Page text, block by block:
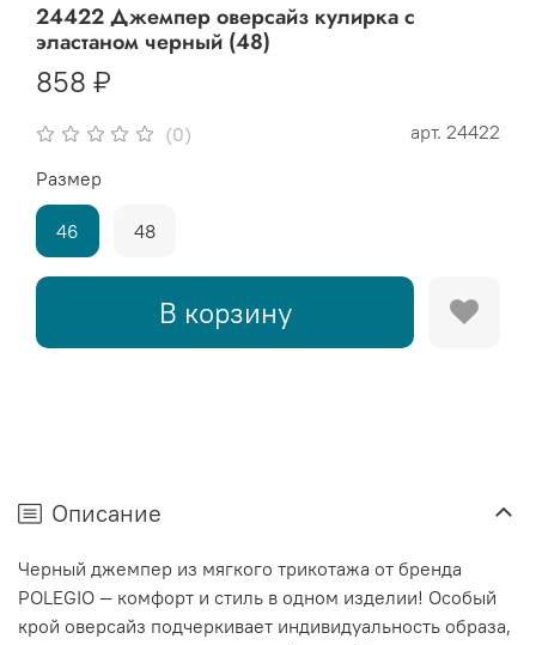
(0) арт. 24422
24422 Джемпер оверсайз кулирка с
эластаном черный (48)
858 ₽
В корзину
Размер
46 48
Описание
Черный джемпер из мягкого трикотажа от бренда
POLEGIO — комфорт и стиль в одном изделии! Особый
крой оверсайз подчеркивает индивидуальность образа,